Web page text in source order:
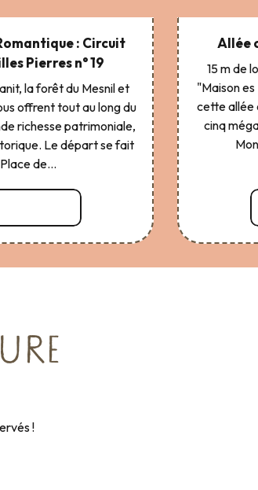
: Circuit
Pierres n° 19
la forêt du Mesnil et
offrent tout au long du
richesse patrimoniale,
Le départ se fait
Place de...
Allée
15 m de
"Maison
cette allée
cinq
!